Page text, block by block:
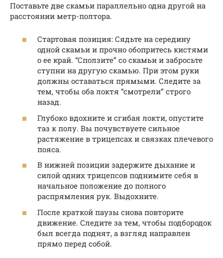
Поставьте две скамьи параллельно одна другой на
расстоянии метр-полтора.
Стартовая позиция: Сядьте на середину
одной скамьи и прочно обопритесь кистями
о ее край. “Сползите” со скамьи и забросьте
ступни на другую скамью. При этом руки
должны оставаться прямыми. Следите за
тем, чтобы оба локтя “смотрели” строго
назад.
Глубоко вдохните и сгибая локти, опустите
таз к полу. Вы почувствуете сильное
растяжение в трицепсах и связках плечевого
пояса.
В нижней позиции задержите дыхание и
силой одних трицепсов поднимите себя в
начальное положение до полного
распрямления рук. Выдохните.
После краткой паузы снова повторите
движение. Следите за тем, чтобы подбородок
был всегда поднят, а взгляд направлен
прямо перед собой.